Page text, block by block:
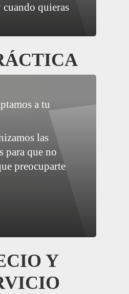
cuando quieras
a tu
las
para que no
preocuparte
Y